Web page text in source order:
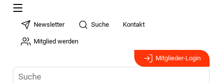
Newsletter Suche Kontakt
Mitglied werden
Mitglieder-Login